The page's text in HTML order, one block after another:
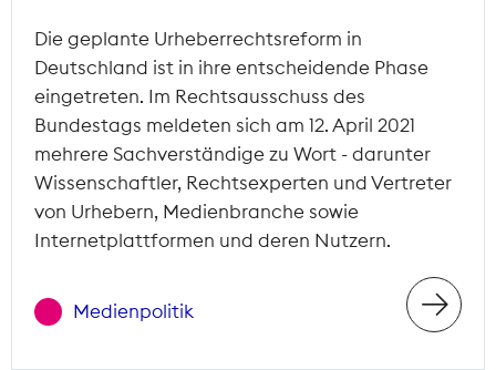
Die geplante Urheberrechtsreform in
Deutschland ist in ihre entscheidende Phase
eingetreten. Im Rechtsausschuss des
Bundestags meldeten sich am 12. April 2021
mehrere Sachverständige zu Wort - darunter
Wissenschaftler, Rechtsexperten und Vertreter
von Urhebern, Medienbranche sowie
Internetplattformen und deren Nutzern.
Medienpolitik